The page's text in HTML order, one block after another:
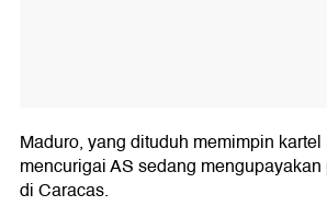
Maduro, yang dituduh memimpin kartel
mencurigai AS sedang
di Caracas.